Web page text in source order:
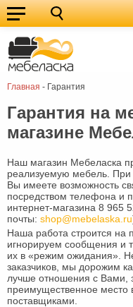
Главная - Гарантия
Кухонные
гарнитуры
Мебель
для
кухни
Мебель
для
спальни
Кровати
Шкафы
Диваны
Мягкая
мебель
Детская
мебель
Мебель
в
гостиную
Мебель
для
прихожей
Столы
Комоды
Гарантия на
магазине
Наш магазин Мебеласка
реализуемую мебель. При
Вы имеете возможность
посредством телефона и
интернет-магазина 8 965
почты: shop@mebelaska.ru
Наша работа строится на
игнорируем сообщения и
их в «режим ожидания».
заказчиков, мы дорожим
лучше отношения с Вами,
преимущественное место
поставщиками.